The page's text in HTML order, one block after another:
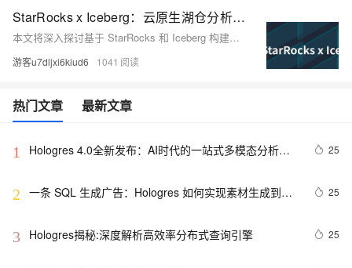
StarRocks x Iceberg：云原生湖仓分析技术揭秘与最佳实践
本文将深入探讨基于 StarRocks 和 Iceberg 构建的云原生湖仓分析技术，详细解析两者结合如何实现高效的查询性能优化。内容涵盖 StarRocks Lakehouse 架构、与 Iceberg 的性能协同、最佳实践应用以及未来的发展规划，为您提供全面的技术解读。 作者：杨关锁，北京镜舟科技研发工程师
游客u7dljxi6kiud6 1041
热门文章 最新文章
1
Hologres 4.0全新发布：AI时代的一站式多模态分析平
25
2 一条 SQL 生成广告：Hologres 如何实现素材生成到投
25
3 Hologres揭秘:深度解析高效率分布式查询引擎 25